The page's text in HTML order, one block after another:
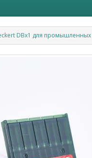
DBх1 для